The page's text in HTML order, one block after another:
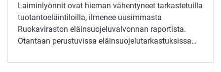
Laiminlyönnit ovat hieman vähentyneet tarkastetuilla
tuotantoeläintiloilla, ilmenee uusimmasta
Ruokaviraston eläinsuojeluvalvonnan raportista.
Otantaan perustuvissa eläinsuojelutarkastuksissa…